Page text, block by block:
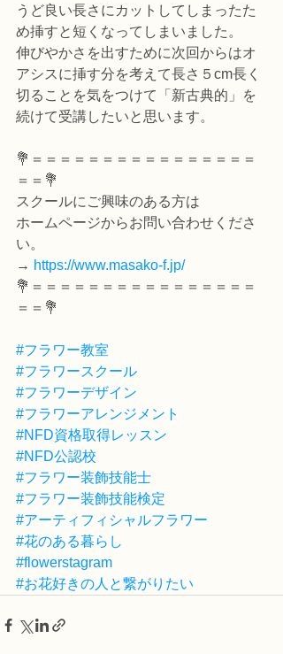
うど良い長さにカットしてしまったた
め挿すと短くなってしまいました。
伸びやかさを出すために次回からはオ
アシスに挿す分を考えて長さ５cm長く
切ることを気をつけて「新古典的」を
続けて受講したいと思います。
💐＝＝＝＝＝＝＝＝＝＝＝＝＝＝＝＝
＝＝💐
スクールにご興味のある方は
ホームページからお問い合わせくださ
い。
→ https://www.masako-f.jp/
💐＝＝＝＝＝＝＝＝＝＝＝＝＝＝＝＝
＝＝💐
#フラワー教室
#フラワースクール
#フラワーデザイン
#フラワーアレンジメント
#NFD資格取得レッスン
#NFD公認校
#フラワー装飾技能士
#フラワー装飾技能検定
#アーティフィシャルフラワー
#花のある暮らし
#flowerstagram
#お花好きの人と繋がりたい